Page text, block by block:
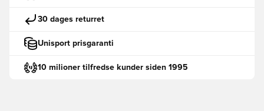
30 dages returret
Unisport prisgaranti
10 milioner tilfredse kunder siden 1995